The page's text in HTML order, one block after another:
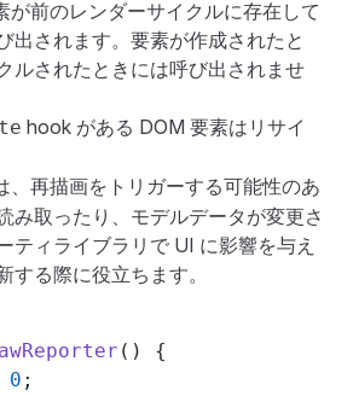
が前のレンダーサイクルに存在して
出されます。要素が作成されたと
ルされたときには呼び出されませ
hook がある DOM 要素はリサイ
、再描画をトリガーする可能性のあ
み取ったり、モデルデータが変更さ
ティライブラリで UI に影響を与え
する際に役立ちます。
() {
0 ;